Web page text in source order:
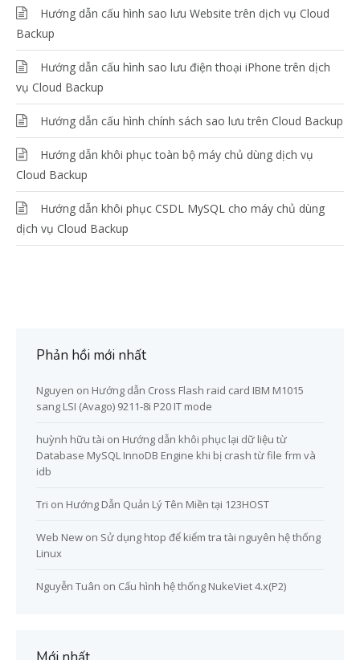
Hướng dẫn cấu hình sao lưu Website trên dịch vụ Cloud
Backup
Hướng dẫn cấu hình sao lưu điện thoại iPhone trên dịch
vụ Cloud Backup
Hướng dẫn cấu hình chính sách sao lưu trên Cloud Backup
Hướng dẫn khôi phục toàn bộ máy chủ dùng dịch vụ
Cloud Backup
Hướng dẫn khôi phục CSDL MySQL cho máy chủ dùng
dịch vụ Cloud Backup
Phản hồi mới nhất
Nguyen on Hướng dẫn Cross Flash raid card IBM M1015
sang LSI (Avago) 9211-8i P20 IT mode
huỳnh hữu tài on Hướng dẫn khôi phục lại dữ liệu từ
Database MySQL InnoDB Engine khi bị crash từ file frm và
idb
Tri on Hướng Dẫn Quản Lý Tên Miền tại 123HOST
Web New on Sử dụng htop để kiểm tra tài nguyên hệ thống
Linux
Nguyễn Tuân on Cấu hình hệ thống NukeViet 4.x(P2)